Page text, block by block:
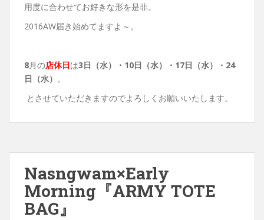
用度に合わせてお好きな形を是非。
2016AW届き始めてますよ～。
8月の店休日は3日（水）・10日（水）・17日（水）・24
日（水） 。
とさせていただきますのでよろしくお願いいたします。
Nasngwam×Early
Morning『ARMY TOTE
BAG』